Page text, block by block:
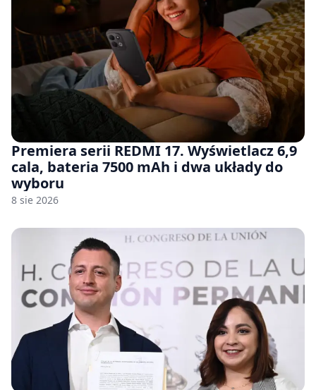
Premiera serii REDMI 17. Wyświetlacz 6,9
cala, bateria 7500 mAh i dwa układy do
wyboru
8 sie 2026